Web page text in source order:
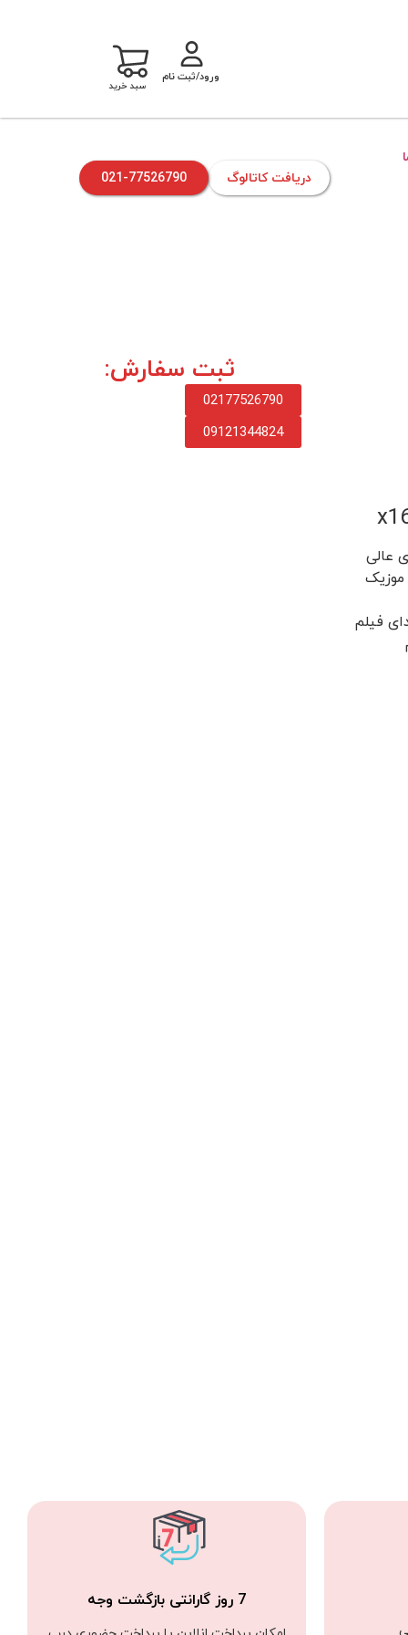
ورود/ثبت نام
سبد خرید
دریافت کاتالوگ
021-77526790
ثبت سفارش:
02177526790
09121344824
عالی
فیلم
7 روز گارانتی بازگشت وجه